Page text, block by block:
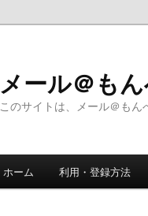
メール＠も
このサイトは、メール＠もん
ホーム 利用・登録方法